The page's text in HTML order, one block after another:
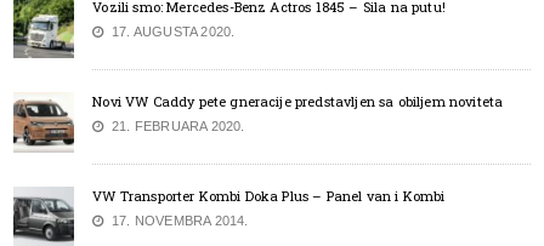
Vozili smo: Mercedes-Benz Actros 1845 – Sila na putu!
17. AUGUSTA 2020.
Novi VW Caddy pete gneracije predstavljen sa obiljem noviteta
21. FEBRUARA 2020.
VW Transporter Kombi Doka Plus – Panel van i Kombi
17. NOVEMBRA 2014.